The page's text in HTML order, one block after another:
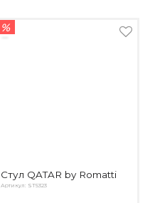
%
Стул QATAR by Romatti
Артикул: ST5323